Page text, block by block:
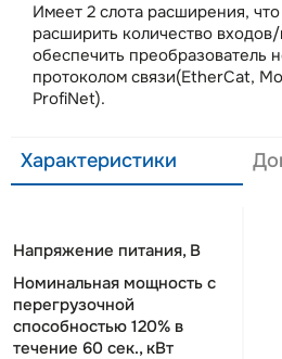
Имеет 2 слота расширения,
расширить количество
обеспечить преобразователь
протоколом связи(EtherCat,
ProfiNet).
Характеристики
Напряжение питания, В
Номинальная мощность c
перегрузочной
способностью 120% в
течение 60 сек., кВт